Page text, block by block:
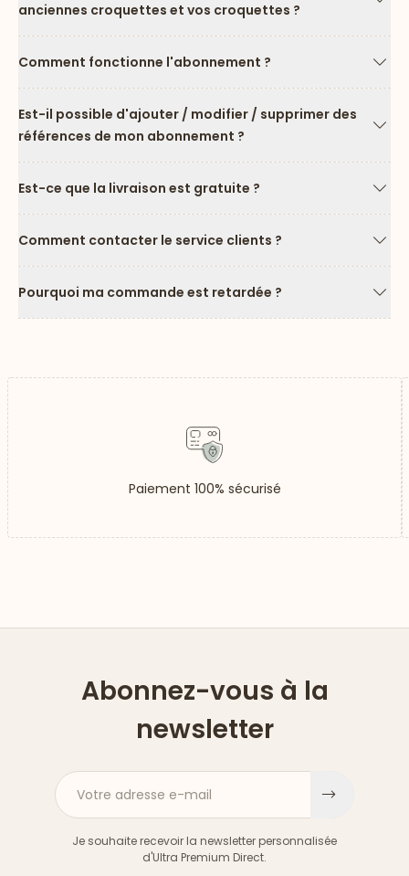
anciennes croquettes et vos croquettes ?
Comment fonctionne l'abonnement ?
Est-il possible d'ajouter / modifier / supprimer des
références de mon abonnement ?
Est-ce que la livraison est gratuite ?
Comment contacter le service clients ?
Pourquoi ma commande est retardée ?
Paiement 100% sécurisé
Abonnez-vous à la
newsletter
Votre adresse e-mail
Je souhaite recevoir la newsletter personnalisée
d'Ultra Premium Direct.